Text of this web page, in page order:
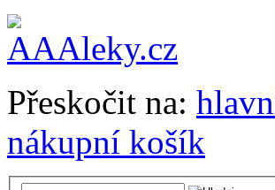
Přeskočit na:
nákupní košík